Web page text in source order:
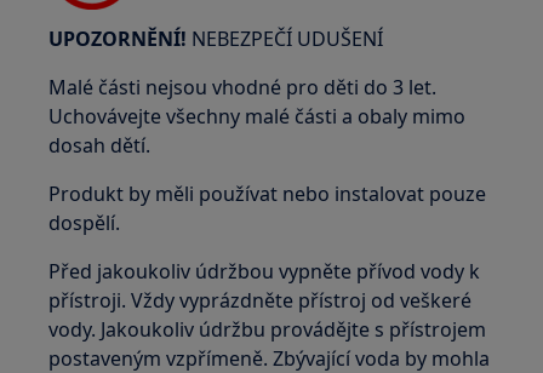
UPOZORNĚNÍ! NEBEZPEČÍ UDUŠENÍ
Malé části nejsou vhodné pro děti do 3 let.
Uchovávejte všechny malé části a obaly mimo
dosah dětí.
Produkt by měli používat nebo instalovat pouze
dospělí.
Před jakoukoliv údržbou vypněte přívod vody k
přístroji. Vždy vyprázdněte přístroj od veškeré
vody. Jakoukoliv údržbu provádějte s přístrojem
postaveným vzpřímeně. Zbývající voda by mohla